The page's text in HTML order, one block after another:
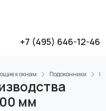
+7 (495) 646-12-46
к окнам Подоконники
мм